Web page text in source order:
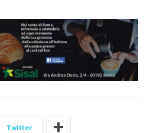
Twitter